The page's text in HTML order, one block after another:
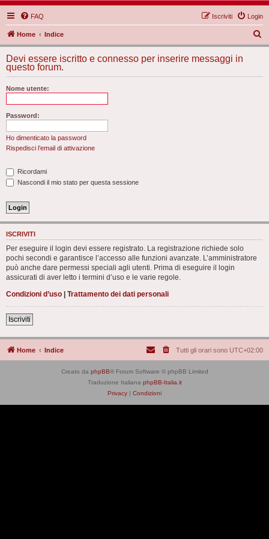
FAQ Login
Iscriviti
Home Indice
e
c
Devi essere iscritto e connesso per inserire messaggi in
questo forum.
Nome utente:
Password:
Ho dimenticato la password
Rispedisci l’email di attivazione
Ricordami
Nascondi il mio stato per questa sessione
ISCRIVITI
Per eseguire il login devi essere registrato. La registrazione richiede solo
pochi secondi e garantisce l’accesso alle funzioni avanzate. L’amministratore
può anche dare permessi speciali agli utenti. Prima di eseguire il login
assicurati di aver letto i termini d’uso e le varie regole.
Condizioni d’uso | Trattamento dei dati personali
Iscriviti
Home Indice Tutti gli orari sono UTC+02:00
Creato da phpBB® Forum Software © phpBB Limited
Traduzione Italiana phpBB-Italia.it
Privacy | Condizioni